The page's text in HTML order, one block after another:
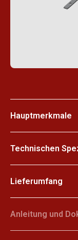
Hauptmerkmale
Technischen
Lieferumfang
Anleitung und